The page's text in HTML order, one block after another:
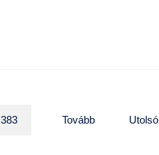
383 Tovább Utolsó